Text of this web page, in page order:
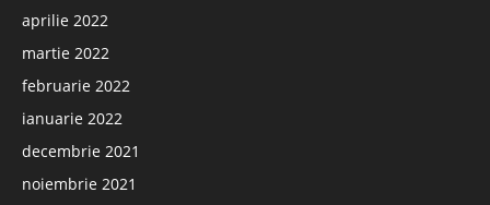
aprilie 2022
martie 2022
februarie 2022
ianuarie 2022
decembrie 2021
noiembrie 2021